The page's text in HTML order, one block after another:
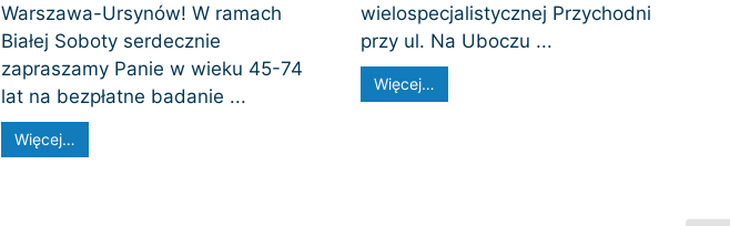
Warszawa-Ursynów! W ramach
Białej Soboty serdecznie
zapraszamy Panie w wieku 45-74
lat na bezpłatne badanie ...
Więcej…
wielospecjalistycznej Przychodni
przy ul. Na Uboczu ...
Więcej…